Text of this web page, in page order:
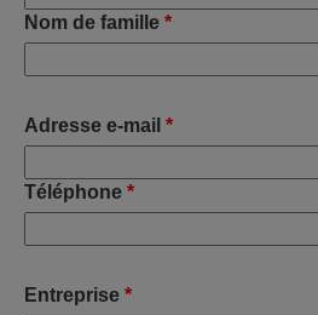
Nom de famille *
Adresse e-mail *
Téléphone *
Entreprise *